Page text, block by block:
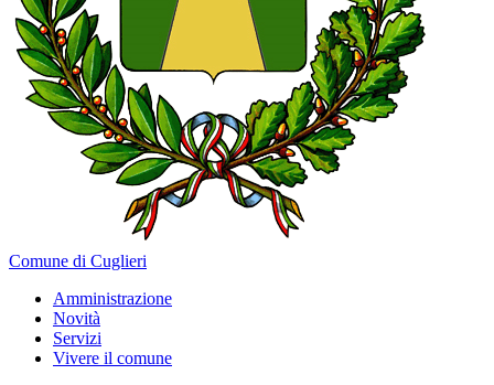
Comune di Cuglieri
Amministrazione
Novità
Servizi
Vivere il comune